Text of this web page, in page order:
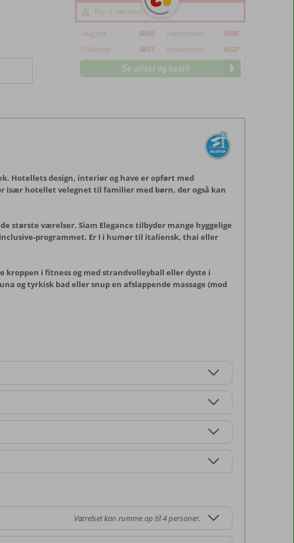
Kun 2 værelse(r) tilbage
August 6869 September
5598
Oktober
4851 November 4627
Se priser og bestil
Hotellets design, interiør og have er opført med
især hotellet velegnet til familier med børn, der også kan
største værelser. Siam Elegance tilbyder mange hyggelige
programmet. Er I i humør til italiensk, thai eller
kroppen i fitness og med strandvolleyball eller dyste i
og tyrkisk bad eller snup en afslappende massage (mod
Værelset kan rumme op til 4 personer.